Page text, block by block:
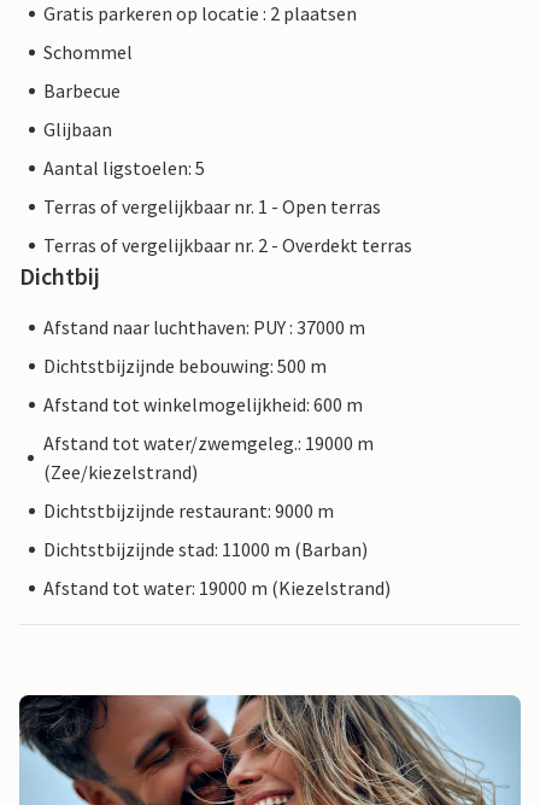
Gratis parkeren op locatie : 2 plaatsen
Schommel
Barbecue
Glijbaan
Aantal ligstoelen: 5
Terras of vergelijkbaar nr. 1 - Open terras
Terras of vergelijkbaar nr. 2 - Overdekt terras
Dichtbij
Afstand naar luchthaven: PUY : 37000 m
Dichtstbijzijnde bebouwing: 500 m
Afstand tot winkelmogelijkheid: 600 m
Afstand tot water/zwemgeleg.: 19000 m
(Zee/kiezelstrand)
Dichtstbijzijnde restaurant: 9000 m
Dichtstbijzijnde stad: 11000 m (Barban)
Afstand tot water: 19000 m (Kiezelstrand)